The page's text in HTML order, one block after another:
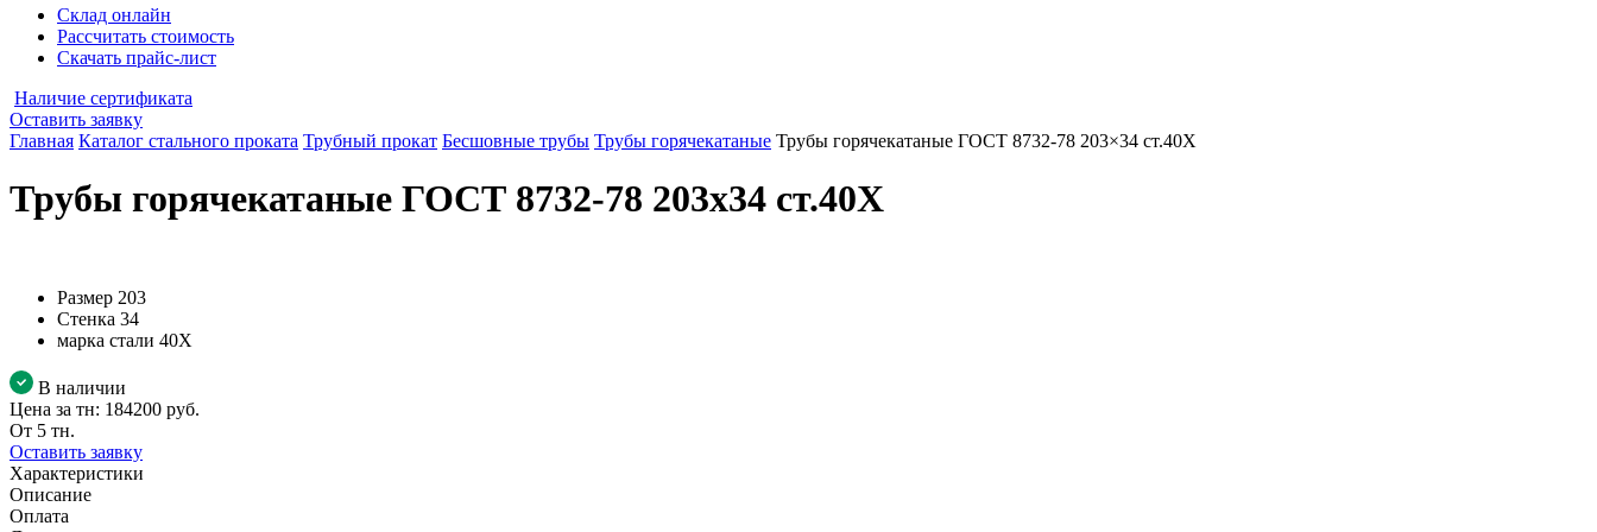
Склад онлайн
Рассчитать стоимость
Скачать прайс-лист
Наличие сертификата
Оставить заявку
Главная Каталог стального проката Трубный прокат Бесшовные трубы Трубы горячекатаные Трубы горячекатаные ГОСТ 8732-78 203×34 ст.40Х
Трубы горячекатаные ГОСТ 8732-78 203x34 ст.40Х
Размер 203
Стенка 34
марка стали 40Х
В наличии
Цена за тн: 184200 руб.
От 5 тн.
Оставить заявку
Характеристики
Описание
Оплата